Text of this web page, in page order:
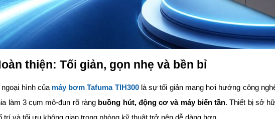
thiện: Tối giản, gọn nhẹ và bền bỉ
hình của máy bơm Tafuma TIH300là sự tối giản mang hơi hướng công
làm 3 cụm mô-đun rõ ràng buồng hút, động cơ và máy biến tần. Thiết bị sở